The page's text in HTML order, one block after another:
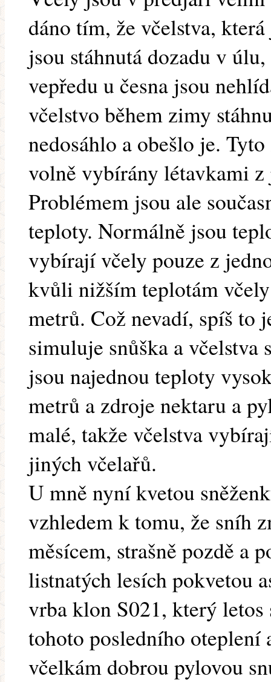
dáno tím, že včelstva,
jsou stáhnutá dozadu v
vepředu u česna jsou
včelstvo během zimy
nedosáhlo a obešlo je.
volně vybírány létavkami z
Problémem jsou ale
teploty. Normálně jsou
vybírají včely pouze z
kvůli nižším teplotám
metrů. Což nevadí, spíš to
simuluje snůška a včelstva
jsou najednou teploty
metrů a zdroje nektaru a
malé, takže včelstva
jiných včelařů.
U mně nyní kvetou
vzhledem k tomu, že sníh
měsícem, strašně pozdě a
listnatých lesích pokvetou
vrba klon S021, který
tohoto posledního
včelkám dobrou pylovou